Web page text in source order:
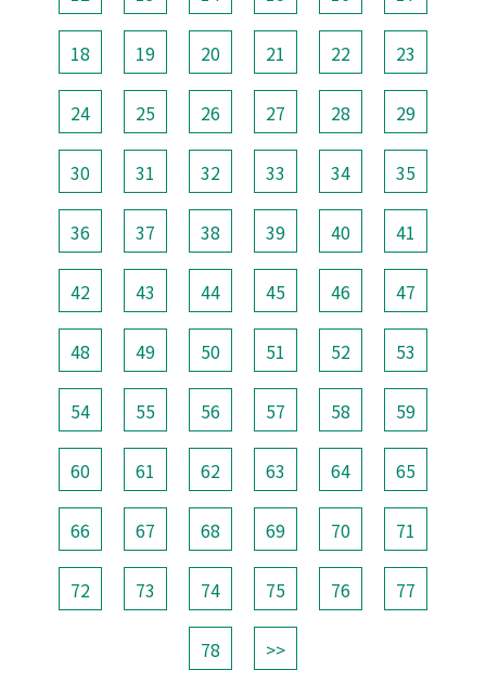
18 19 20 21 22 23
24 25 26 27 28 29
30 31 32 33 34 35
36 37 38 39 40 41
42 43 44 45 46 47
48 49 50 51 52 53
54 55 56 57 58 59
60 61 62 63 64 65
66 67 68 69 70 71
72 73 74 75 76 77
78 >>